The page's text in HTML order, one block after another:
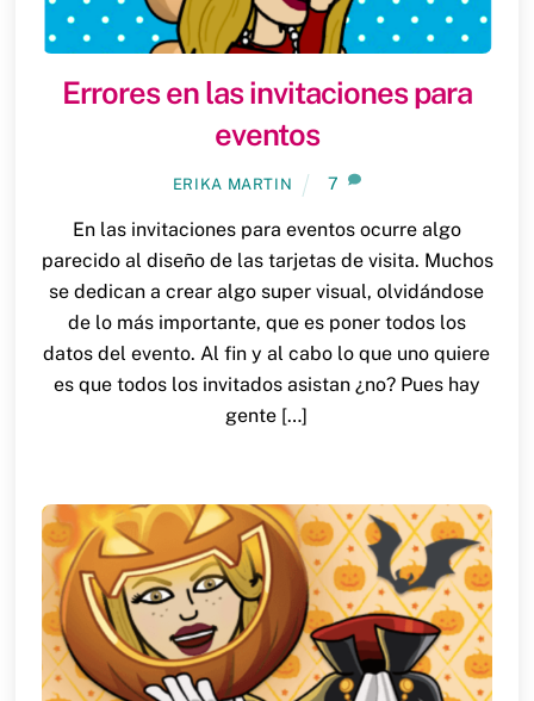
Errores en las invitaciones para
eventos
ERIKA MARTIN 7
En las invitaciones para eventos ocurre algo
parecido al diseño de las tarjetas de visita. Muchos
se dedican a crear algo super visual, olvidándose
de lo más importante, que es poner todos los
datos del evento. Al fin y al cabo lo que uno quiere
es que todos los invitados asistan ¿no? Pues hay
gente […]